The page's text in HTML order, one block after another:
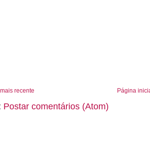
recente Página
Postar comentários (Atom)